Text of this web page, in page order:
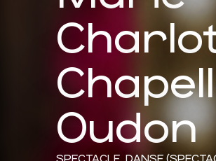
Oudon
SPECTACLE, DANSE